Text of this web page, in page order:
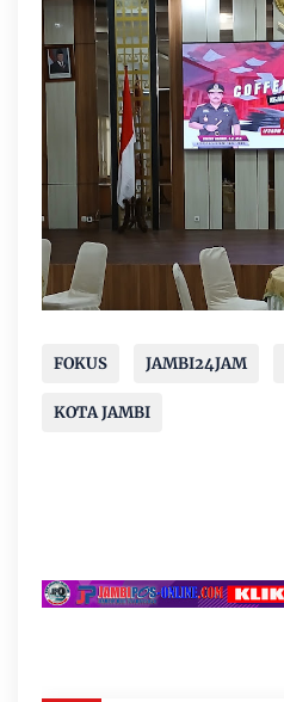
FOKUS JAMBI24JAM
KOTA JAMBI